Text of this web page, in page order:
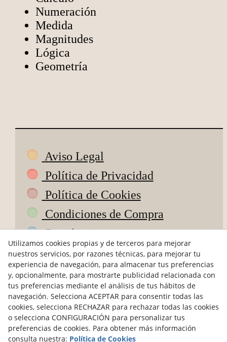
Numeración
Medida
Magnitudes
Lógica
Geometría
Aviso Legal
Política de Privacidad
Política de Cookies
Condiciones de Compra
Devoluciones
ODR
hola@petitsdepoble.com
@petits_de_poble
Pagos seguros
Utilizamos cookies propias y de terceros para mejorar
nuestros servicios, por razones técnicas, para mejorar tu
experiencia de navegación, para almacenar tus preferencias
y, opcionalmente, para mostrarte publicidad relacionada con
tus preferencias mediante el análisis de tus hábitos de
navegación. Selecciona ACEPTAR para consentir todas las
cookies, selecciona RECHAZAR para rechazar todas las cookies
o selecciona CONFIGURACIÓN para personalizar tus
preferencias de cookies. Para obtener más información
consulta nuestra: Política de Cookies